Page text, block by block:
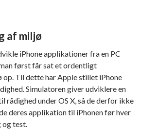
af miljø
iPhone applikationer fra en PC
først får sat et ordentligt
Til dette har Apple stillet iPhone
Simulatoren giver udviklere en
rådighed under OS X, så de derfor ikke
deres applikation til iPhonen før hver
og test.